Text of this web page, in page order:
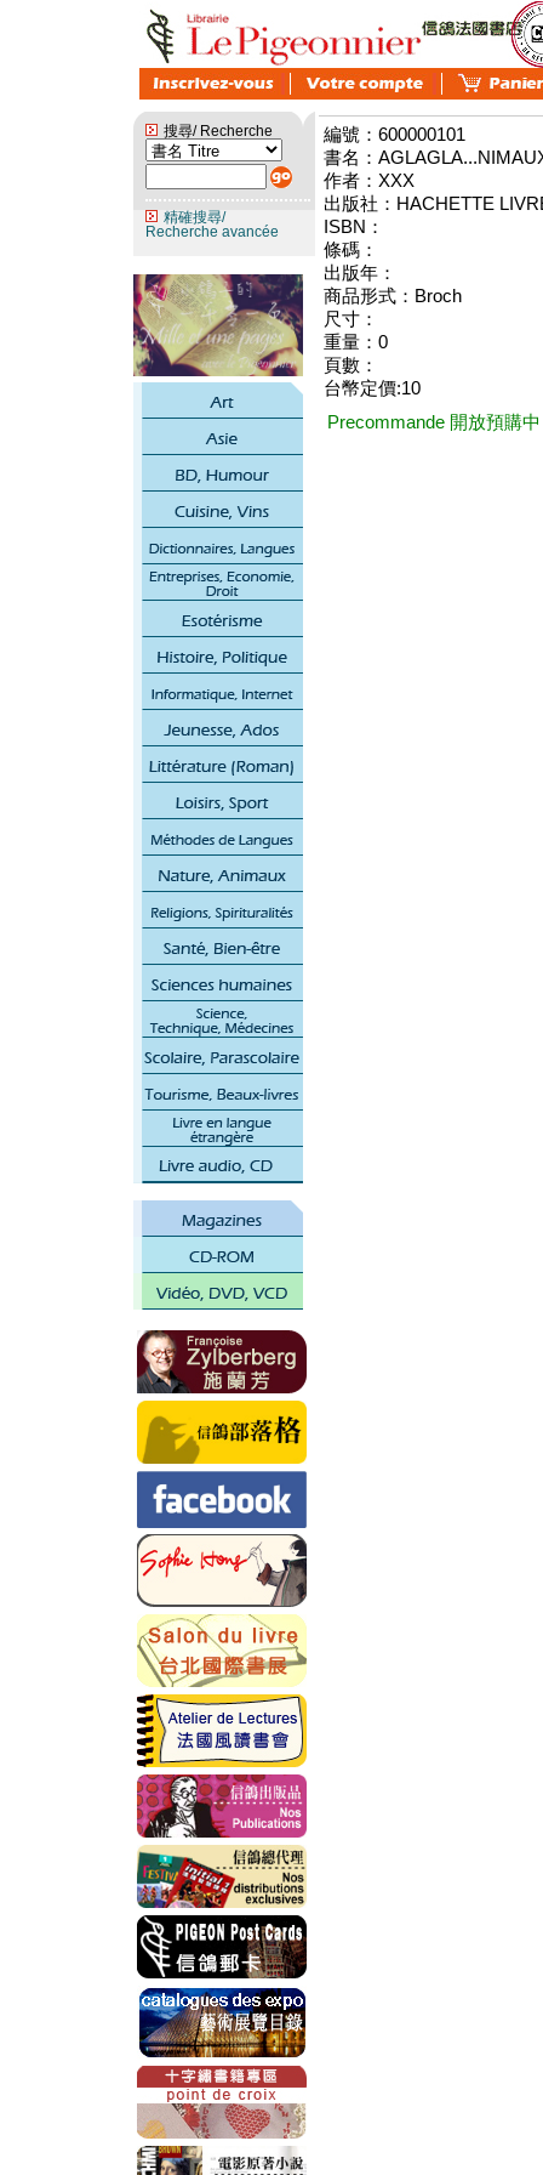
搜尋/ Recherche
精確搜尋/
Recherche avancée
編號：600000101
書名：
作者：XXX
出版社：HACHETTE
ISBN：
條碼：
出版年：
商品形式：Broch
尺寸：
重量：0
頁數：
台幣定價:10
Precommande 開放預購中